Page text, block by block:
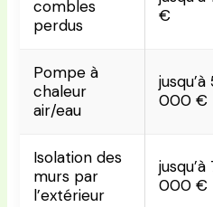
combles
perdus
€
Pompe à
chaleur
air/eau
jusqu’à
000 €
Isolation des
murs par
l’extérieur
jusqu’à
000 €